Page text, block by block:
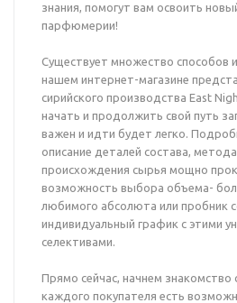
знания, помогут вам освоить
парфюмерии!
Существует множество способов
нашем интернет-магазине
сирийского производства East
начать и продолжить свой путь
важен и идти будет легко.
описание деталей состава,
происхождения сырья мощно
возможность выбора объема-
любимого абсолюта или пробник
индивидуальный график с этими
селективами.
Прямо сейчас, начнем знакомство
каждого покупателя есть